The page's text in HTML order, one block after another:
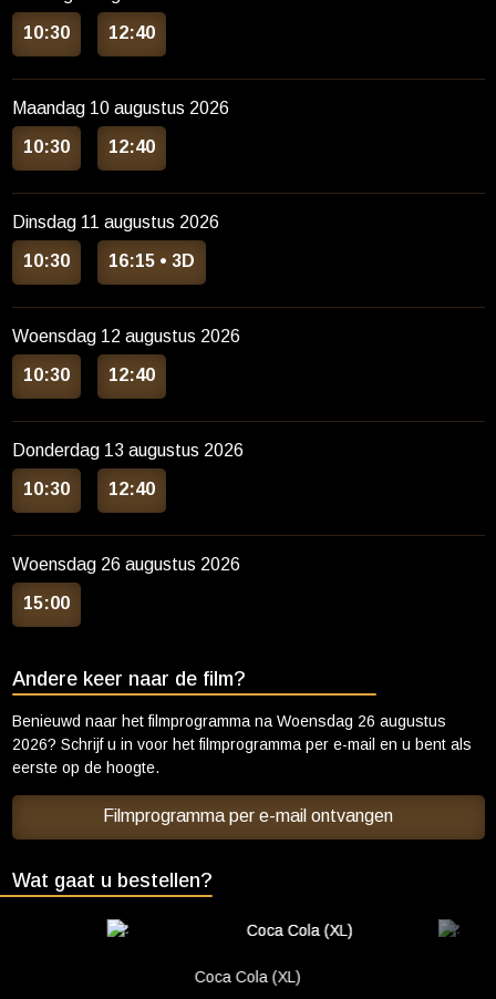
10:30 12:40
Maandag 10 augustus 2026
10:30 12:40
Dinsdag 11 augustus 2026
10:30 16:15• 3D
Woensdag 12 augustus 2026
10:30 12:40
Donderdag 13 augustus 2026
10:30 12:40
Woensdag 26 augustus 2026
15:00
Andere keer naar de film?
Benieuwd naar het filmprogramma na Woensdag 26 augustus
2026? Schrijf u in voor het filmprogramma per e-mail en u bent als
eerste op de hoogte.
Filmprogramma per e-mail ontvangen
Wat gaat u bestellen?
Coca Cola (XL)